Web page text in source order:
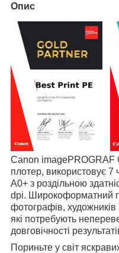
Опис
Canon
плотер, використовує 7
А0+ з роздільною
dpi. Широкоформатний
фотографів, художників
які потребують
довговічності
Пориньте у світ